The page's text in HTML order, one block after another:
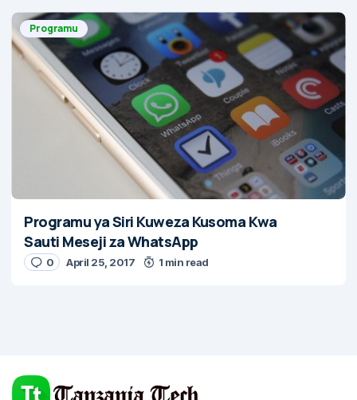
Programu
Programu ya Siri Kuweza Kusoma Kwa
Sauti Meseji za WhatsApp
0 April 25, 2017 1 min read